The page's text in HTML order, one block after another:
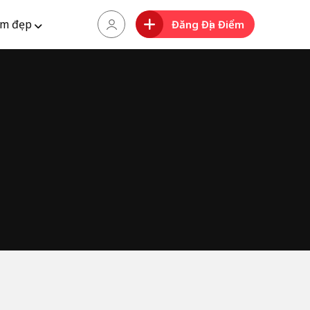
đẹp Đăng Địa Điểm